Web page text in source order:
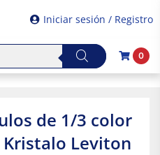
Iniciar sesión / Registro
0
de 1/3 color
Leviton